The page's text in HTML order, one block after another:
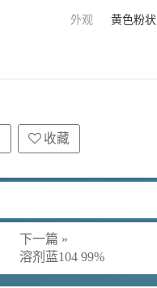
外观 黄色粉状
收藏
下一篇 »
溶剂蓝104 99%